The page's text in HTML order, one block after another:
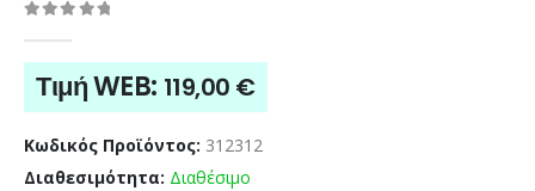
Τιμή WEB: 119,00 €
Κωδικός Προϊόντος: 312312
Διαθεσιμότητα: Διαθέσιμο